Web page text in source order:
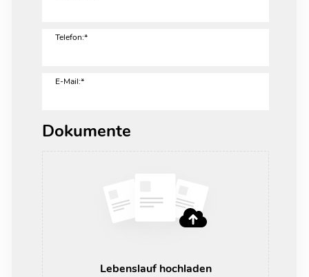
Telefon:*
E-Mail:*
Dokumente
Lebenslauf hochladen